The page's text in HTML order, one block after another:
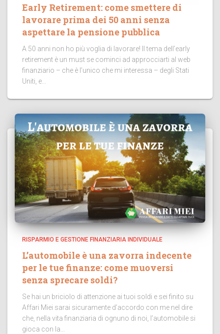
Early Retirement: come smettere di
lavorare prima dei 50 anni senza
aspettare la pensione pubblica
A 50 anni non ho più voglia di lavorare! Il tema dell’early
retirement è un must se cominci ad approcciarti al web
finanziario – che è l’unico che mi interessa – degli Stati
Uniti, e...
RISPARMIO E GESTIONE FINANZIARIA INDIVIDUALE
L’automobile è una zavorra indecente
per le tue finanze: come muoversi
senza sprecare soldi?
Se hai un briciolo di attenzione ai tuoi soldi e sei finito su
Affari Miei sarai sicuramente d’accordo con me nel dire
che, nella vita finanziaria di ognuno di noi, l’automobile si
gioca con la...